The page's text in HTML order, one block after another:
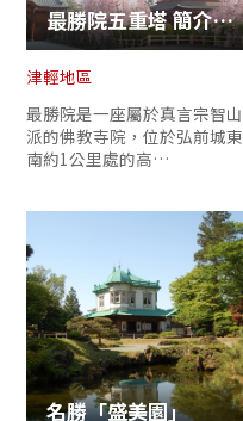
最勝院五重塔 簡介 【簡介】 最勝院是一座屬於真言宗智山派的…
津輕地區
最勝院是一座屬於真言宗智山
派的佛教寺院，位於弘前城東
南約1公里處的高…
名勝「盛美園」